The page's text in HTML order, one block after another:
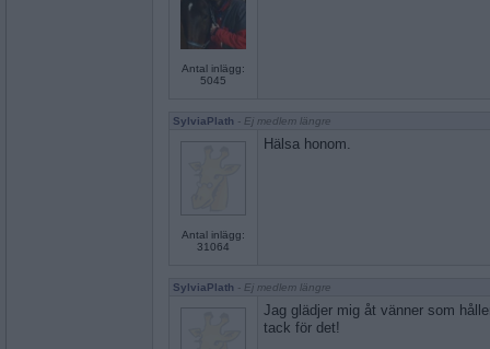
Antal inlägg:
5045
SylviaPlath - Ej medlem längre
Antal inlägg:
31064
Hälsa honom.
SylviaPlath - Ej medlem längre
Jag glädjer mig åt vänner som
tack för det!